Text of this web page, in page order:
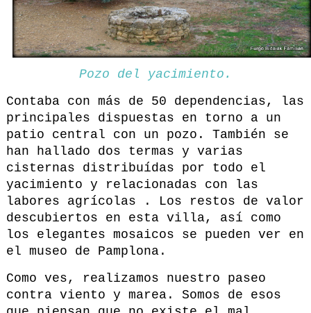
Pozo del yacimiento.
Contaba con más de 50 dependencias, las
principales dispuestas en torno a un
patio central con un pozo. También se
han hallado dos termas y varias
cisternas distribuídas por todo el
yacimiento y relacionadas con las
labores agrícolas . Los restos de valor
descubiertos en esta villa, así como
los elegantes mosaicos se pueden ver en
el museo de Pamplona.
Como ves, realizamos nuestro paseo
contra viento y marea. Somos de esos